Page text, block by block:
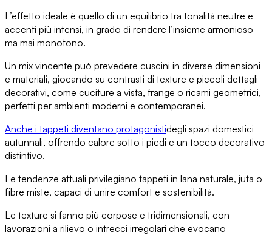
L’effetto ideale è quello di un equilibrio tra tonalità neutre e
accenti più intensi, in grado di rendere l’insieme armonioso
ma mai monotono.
Un mix vincente può prevedere cuscini in diverse dimensioni
e materiali, giocando su contrasti di texture e piccoli dettagli
decorativi, come cuciture a vista, frange o ricami geometrici,
perfetti per ambienti moderni e contemporanei.
Anche i tappeti diventano protagonistidegli spazi domestici
autunnali, offrendo calore sotto i piedi e un tocco decorativo
distintivo.
Le tendenze attuali privilegiano tappeti in lana naturale, juta o
fibre miste, capaci di unire comfort e sostenibilità.
Le texture si fanno più corpose e tridimensionali, con
lavorazioni a rilievo o intrecci irregolari che evocano